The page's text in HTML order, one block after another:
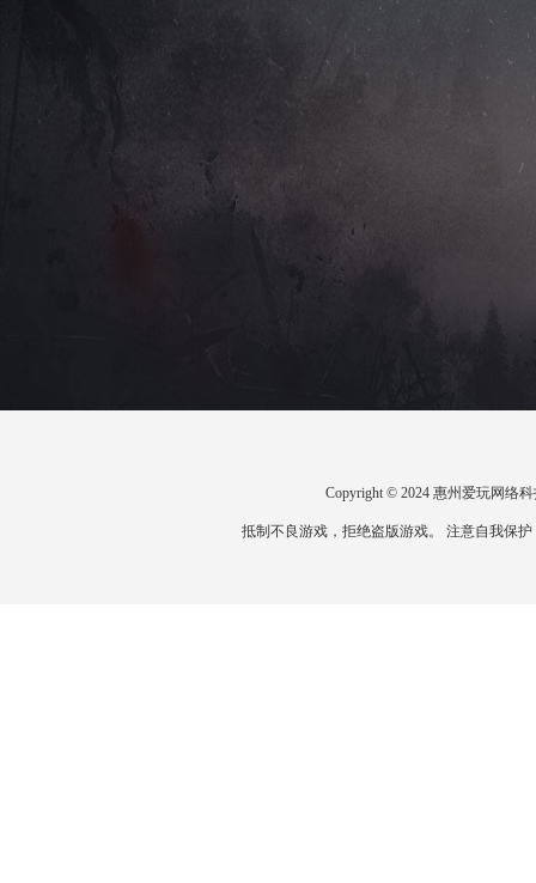
Copyright © 2024 惠州爱玩网络
抵制不良游戏，拒绝盗版游戏。 注意自我保